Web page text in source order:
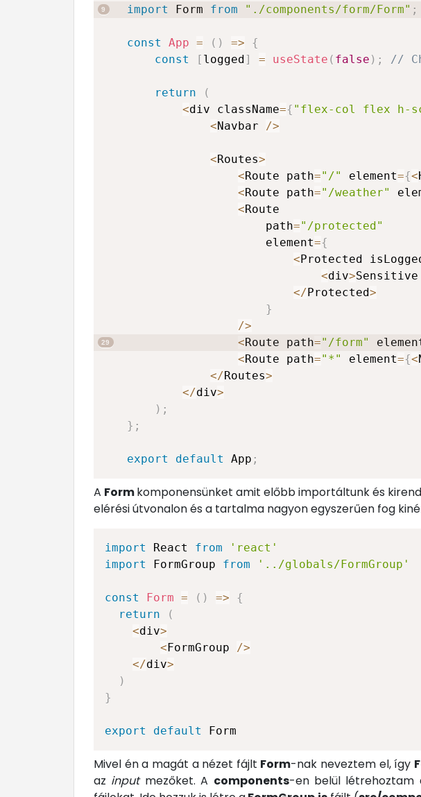
import
Form from "./components/form/Form" ;
const App = ( ) =>
{
const
[ logged] = useState ( false ) ; //
return
(
<div className={ "flex-col flex h-
<Navbar />
<Routes>
<Route path="/" element={<
<Route path="/weather"
<Route
					path
="/protected"
					element
={
<Protected
<div>
</Protected>
}
/>
<Route path="/form"
<Route path="*" element={<
</Routes>
</div>
) ;
} ;
export default App ;
A Formkomponensünket amit előbb importáltunk és
elérési útvonalon és a tartalma nagyon egyszerűen fog
import React from
'react'
import
FormGroup from '../globals/FormGroup'
const Form = ( ) =>
{
return
(
<div>
<FormGroup />
</div>
)
}
export default Form
Mivel én a magát a nézet fájlt Form-nak neveztem el, így
az inputmezőket. A components-en belül létrehoztam